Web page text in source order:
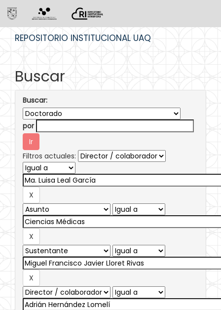
REPOSITORIO INSTITUCIONAL UAQ
Buscar
Buscar:
por
Filtros actuales: